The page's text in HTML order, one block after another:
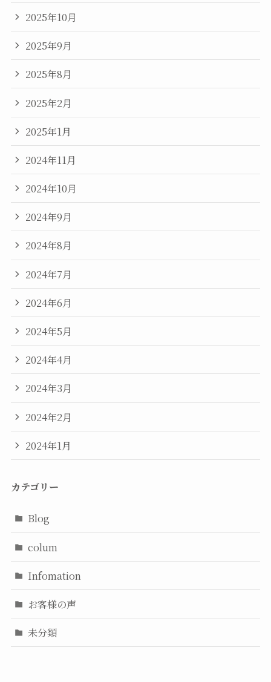
2025年10月
2025年9月
2025年8月
2025年2月
2025年1月
2024年11月
2024年10月
2024年9月
2024年8月
2024年7月
2024年6月
2024年5月
2024年4月
2024年3月
2024年2月
2024年1月
カテゴリー
Blog
colum
Infomation
お客様の声
未分類